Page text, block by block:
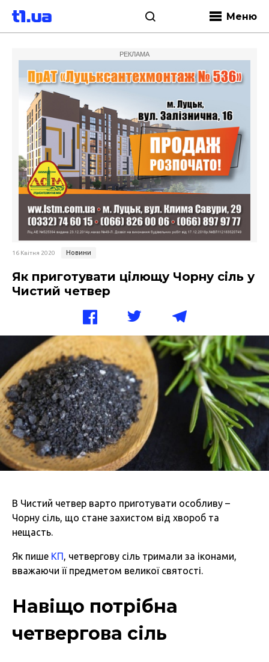
Меню
РЕКЛАМА
16 Квітня 2020 Новини
Як приготувати цілющу Чорну сіль у
Чистий четвер
В Чистий четвер варто приготувати особливу –
Чорну сіль, що стане захистом від хвороб та
нещасть.
Як пише КП, четвергову сіль тримали за іконами,
вважаючи її предметом великої святості.
Навіщо потрібна
четвергова сіль